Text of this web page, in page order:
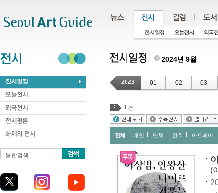
통합검색
2024년 9월
2023 01 02 03
1 건
전체 개인 단체 협회 아트페어
(